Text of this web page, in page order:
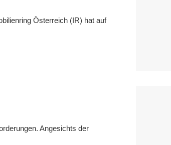
Österreich (IR) hat auf
Angesichts der